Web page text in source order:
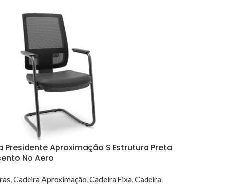
Presidente Aproximação S Estrutura Preta
No Aero
,Cadeira Aproximação,Cadeira Fixa,Cadeira